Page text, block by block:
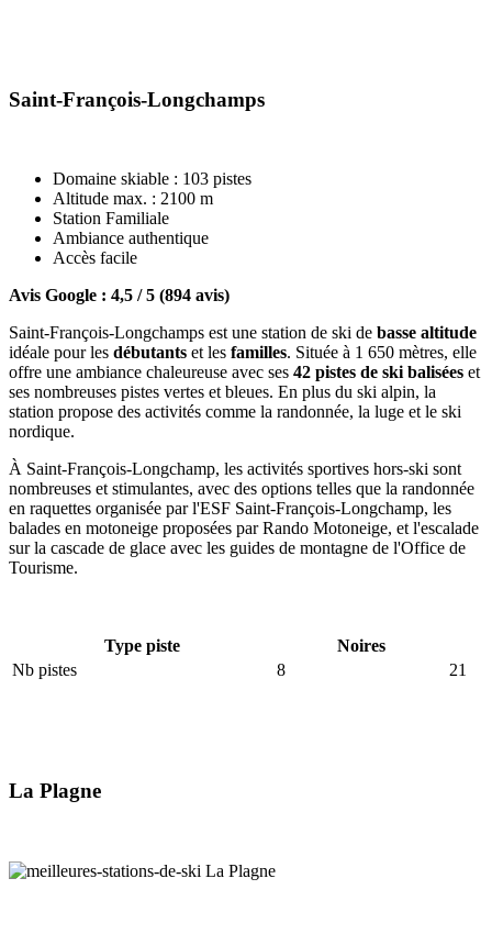
Saint-François-Longchamps
Domaine skiable : 103 pistes
Altitude max. : 2100 m
Station Familiale
Ambiance authentique
Accès facile
Avis Google : 4,5 / 5 (894 avis)
Saint-François-Longchamps est une station de ski de basse altitude
idéale pour les débutants et les familles. Située à 1 650 mètres, elle
offre une ambiance chaleureuse avec ses 42 pistes de ski balisées et
ses nombreuses pistes vertes et bleues. En plus du ski alpin, la
station propose des activités comme la randonnée, la luge et le ski
nordique.
À Saint-François-Longchamp, les activités sportives hors-ski sont
nombreuses et stimulantes, avec des options telles que la randonnée
en raquettes organisée par l'ESF Saint-François-Longchamp, les
balades en motoneige proposées par Rando Motoneige, et l'escalade
sur la cascade de glace avec les guides de montagne de l'Office de
Tourisme.
Type piste
Noires
Nb pistes
8 21
La Plagne